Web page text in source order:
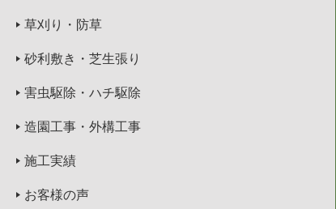
草刈り・防草
砂利敷き・芝生張り
害虫駆除・ハチ駆除
造園工事・外構工事
施工実績
お客様の声